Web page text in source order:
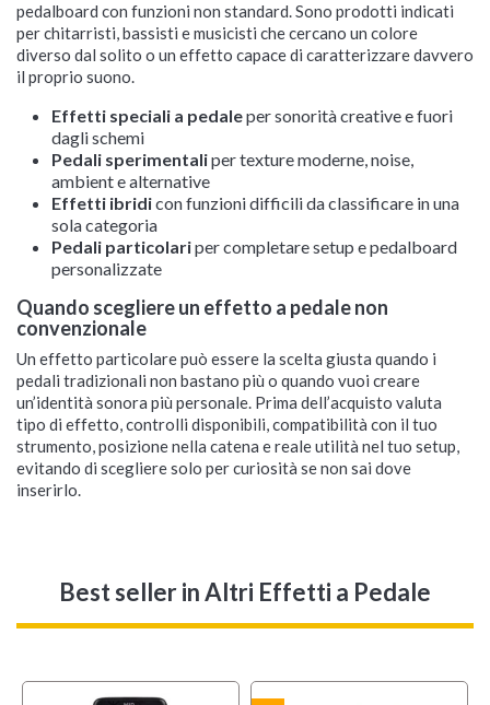
pedalboard con funzioni non standard. Sono prodotti indicati
per chitarristi, bassisti e musicisti che cercano un colore
diverso dal solito o un effetto capace di caratterizzare davvero
il proprio suono.
Effetti speciali a pedaleper sonorità creative e fuori
dagli schemi
Pedali sperimentaliper texture moderne, noise,
ambient e alternative
Effetti ibridicon funzioni difficili da classificare in una
sola categoria
Pedali particolariper completare setup e pedalboard
personalizzate
Quando scegliere un effetto a pedale non
convenzionale
Un effetto particolare può essere la scelta giusta quando i
pedali tradizionali non bastano più o quando vuoi creare
un’identità sonora più personale. Prima dell’acquisto valuta
tipo di effetto, controlli disponibili, compatibilità con il tuo
strumento, posizione nella catena e reale utilità nel tuo setup,
evitando di scegliere solo per curiosità se non sai dove
inserirlo.
Best sellerin Altri Effetti a Pedale